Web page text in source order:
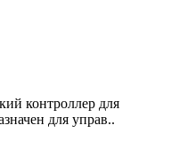
контроллер для
для управ..